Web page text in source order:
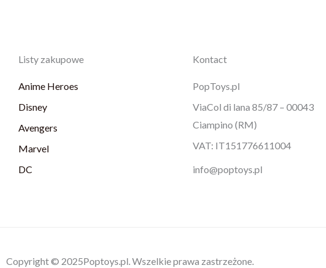
Listy zakupowe
Anime Heroes
Disney
Avengers
Marvel
DC
Kontact
PopToys.pl
ViaCol di lana 85/87 – 00043
Ciampino (RM)
VAT: IT151776611004
info@poptoys.pl
Copyright © 2025Poptoys.pl. Wszelkie prawa zastrzeżone.